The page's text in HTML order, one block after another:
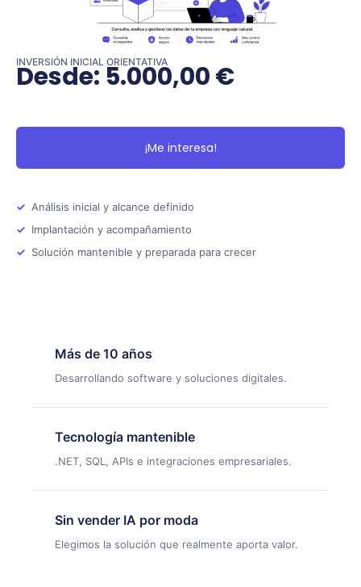
INVERSIÓN INICIAL ORIENTATIVA
5.000,00€
¡Me interesa!
Análisis inicial y alcance definido
Implantación y acompañamiento
Solución mantenible y preparada para crecer
Más de 10 años
Desarrollando software y soluciones digitales.
Tecnología mantenible
.NET, SQL, APIs e integraciones empresariales.
Sin vender IA por moda
Elegimos la solución que realmente aporta valor.